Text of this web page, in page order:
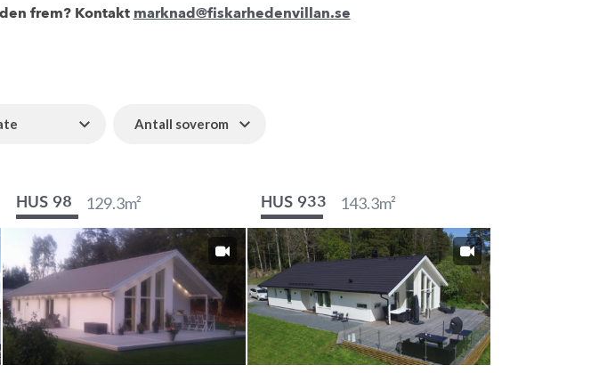
frem? Kontakt marknad@fiskarhedenvillan.se
Antall soverom
HUS 98 129.3m² HUS 933 143.3m²